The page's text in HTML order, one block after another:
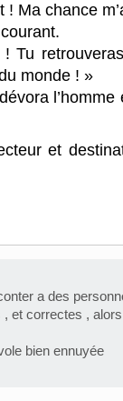
Ma chance
Tu
monde ! »
et
a des
et correctes ,
bien ennuyée